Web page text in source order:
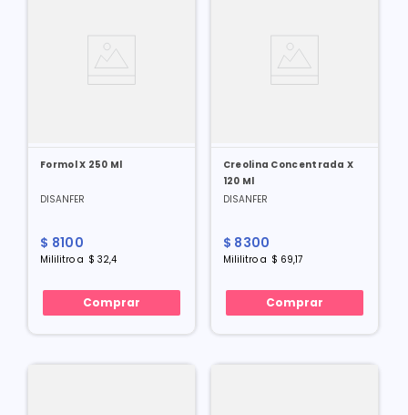
Formol X 250 Ml
DISANFER
$ 8100
Mililitro a $ 32,4
Comprar
Creolina Concentrada X
120 Ml
DISANFER
$ 8300
Mililitroa $ 69,17
Comprar